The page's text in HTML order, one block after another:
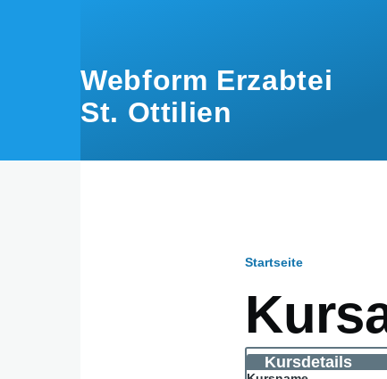
Webform Erzabtei
St. Ottilien
Startseite
Kursdetails